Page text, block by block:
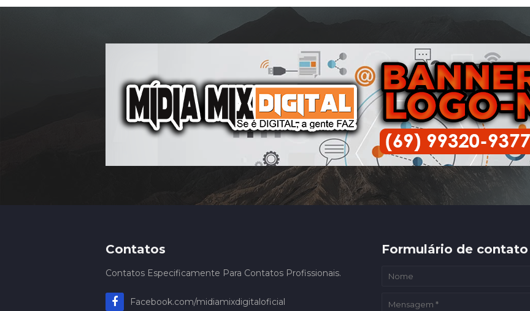
Contatos
Contatos Especificamente Para Contatos Profissionais.
Facebook.com/midiamixdigitaloficial
Formulário de contato